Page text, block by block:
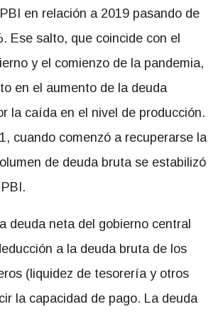
en relación a 2019 pasando de
Ese salto, que coincide con el
y el comienzo de la pandemia,
en el aumento de la deuda
la caída en el nivel de producción.
cuando comenzó a recuperarse la
de deuda bruta se estabilizó
deuda neta del gobierno central
a la deuda bruta de los
(liquidez de tesorería y otros
la capacidad de pago. La deuda